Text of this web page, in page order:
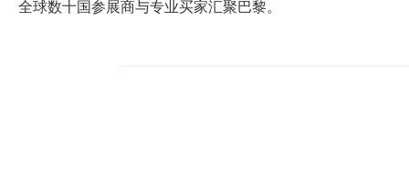
全球数十国参展商与专业买家汇聚巴黎。